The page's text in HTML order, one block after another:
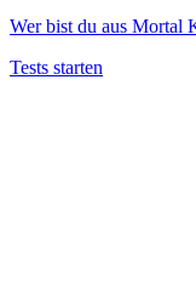
Wer bist du aus Mortal
Tests starten